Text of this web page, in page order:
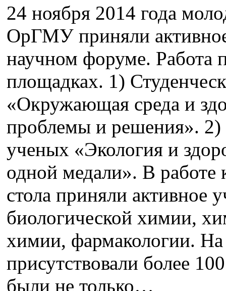
24 ноября 2014 года
ОрГМУ приняли
научном форуме. Работа
площадках. 1)
«Окружающая среда и
проблемы и решения».
ученых «Экология и
одной медали». В работе
стола приняли активное
биологической химии,
химии, фармакологии.
присутствовали более
были не только…